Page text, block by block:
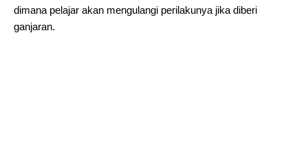
dimana pelajar akan mengulangi perilakunya jika diberi
ganjaran.